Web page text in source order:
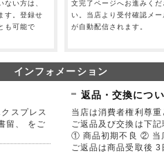
ない方は、
す。登録せ
も可能で
文完了ページへお進みくだ
い。当店より受付確認メー
が自動配信されます。
インフォメーション
スプレス
留、 をご
返品・交換につ
当店は消費者権利尊重
ご返品及び交換は下
① 商品初期不良 ② 当
ご返品は商品受取後 3